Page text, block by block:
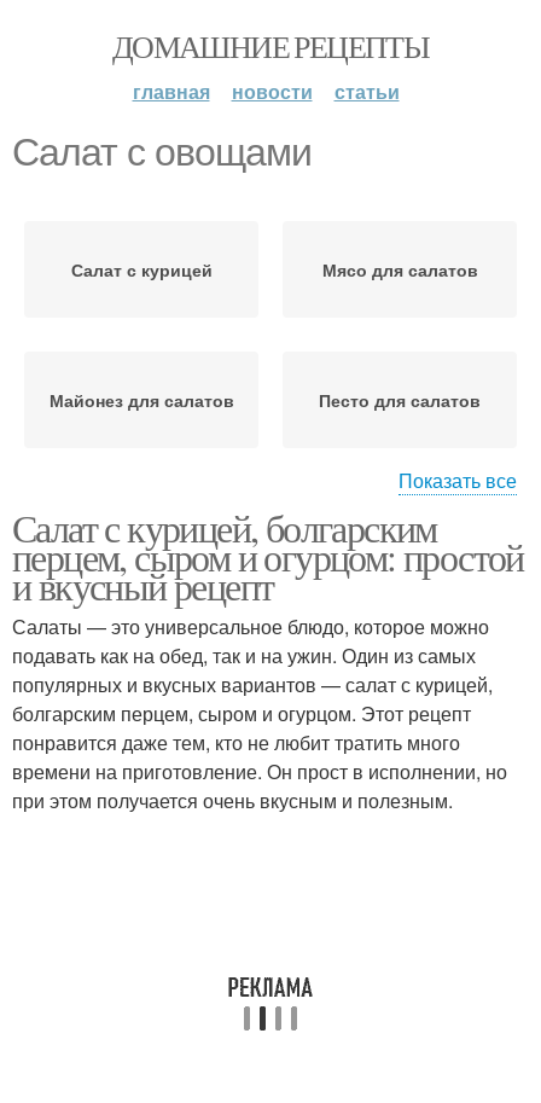
ДОМАШНИЕ РЕЦЕПТЫ
главная новости статьи
Салат с овощами
Салат с курицей Мясо для салатов
Майонез для салатов Песто для салатов
Салат с помидорами
салат
Салат с рисом Салат из капусты
Овощной салат Салат с кускусом
Показать все
Салат с курицей, болгарским
перцем, сыром и огурцом: простой
и вкусный рецепт
Салаты — это универсальное блюдо, которое можно
подавать как на обед, так и на ужин. Один из самых
популярных и вкусных вариантов — салат с курицей,
болгарским перцем, сыром и огурцом. Этот рецепт
понравится даже тем, кто не любит тратить много
времени на приготовление. Он прост в исполнении, но
при этом получается очень вкусным и полезным.